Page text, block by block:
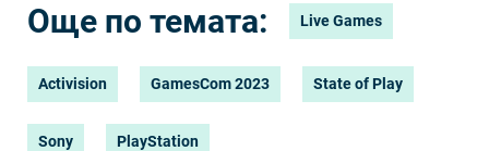
Още по темата: Live Games
Activision GamesCom 2023 State of Play
Sony PlayStation